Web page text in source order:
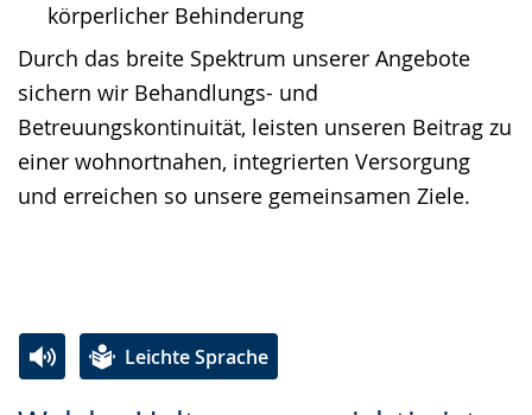
körperlicher Behinderung
Durch das breite Spektrum unserer Angebote
sichern wir Behandlungs- und
Betreuungskontinuität, leisten unseren Beitrag zu
einer wohnortnahen, integrierten Versorgung
und erreichen so unsere gemeinsamen Ziele.
Leichte Sprache